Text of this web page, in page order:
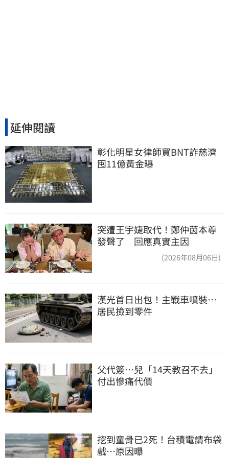
延伸閱讀
彰化明星女律師買BNT詐慈濟
囤11億黃金曝
突遭王宇婕取代！鄭仲茵本尊
發聲了 回應真實主因
(2026年08月06日)
漢光首日出包！主戰車噴裝…
居民撿到零件
父代簽…兒「14天教召不去」
付出慘痛代價
挖到童骨已2死！台積電請布袋
戲…原因曝